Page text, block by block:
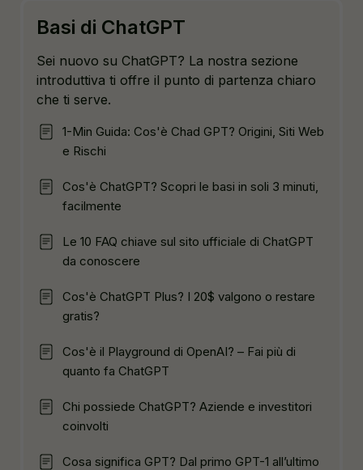
Basi di ChatGPT
Sei nuovo su ChatGPT? La nostra sezione
introduttiva ti offre il punto di partenza chiaro
che ti serve.
1-Min Guida: Cos'è Chad GPT? Origini, Siti Web
e Rischi
Cos'è ChatGPT? Scopri le basi in soli 3 minuti,
facilmente
Le 10 FAQ chiave sul sito ufficiale di ChatGPT
da conoscere
Cos'è ChatGPT Plus? I 20$ valgono o restare
gratis?
Cos'è il Playground di OpenAI? – Fai più di
quanto fa ChatGPT
Chi possiede ChatGPT? Aziende e investitori
coinvolti
Cosa significa GPT? Dal primo GPT-1 all’ultimo